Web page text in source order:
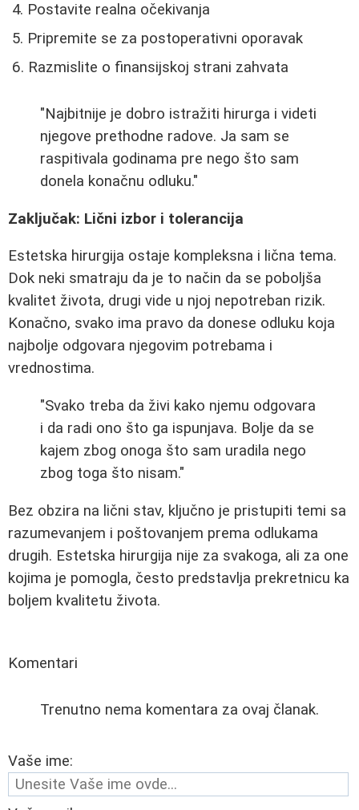
Postavite realna očekivanja
Pripremite se za postoperativni oporavak
Razmislite o finansijskoj strani zahvata
"Najbitnije je dobro istražiti hirurga i videti
njegove prethodne radove. Ja sam se
raspitivala godinama pre nego što sam
donela konačnu odluku."
Zaključak: Lični izbor i tolerancija
Estetska hirurgija ostaje kompleksna i lična tema.
Dok neki smatraju da je to način da se poboljša
kvalitet života, drugi vide u njoj nepotreban rizik.
Konačno, svako ima pravo da donese odluku koja
najbolje odgovara njegovim potrebama i
vrednostima.
"Svako treba da živi kako njemu odgovara
i da radi ono što ga ispunjava. Bolje da se
kajem zbog onoga što sam uradila nego
zbog toga što nisam."
Bez obzira na lični stav, ključno je pristupiti temi sa
razumevanjem i poštovanjem prema odlukama
drugih. Estetska hirurgija nije za svakoga, ali za one
kojima je pomogla, često predstavlja prekretnicu ka
boljem kvalitetu života.
Komentari
Trenutno nema komentara za ovaj članak.
Vaše ime: